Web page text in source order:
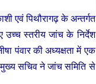
एवं पिथौरागढ़ के अन्तर्गत
उच्च स्तरीय जांच के निर्देश
पंवार की अध्यक्षता में एक
मुख्य सचिव ने जांच समिति से